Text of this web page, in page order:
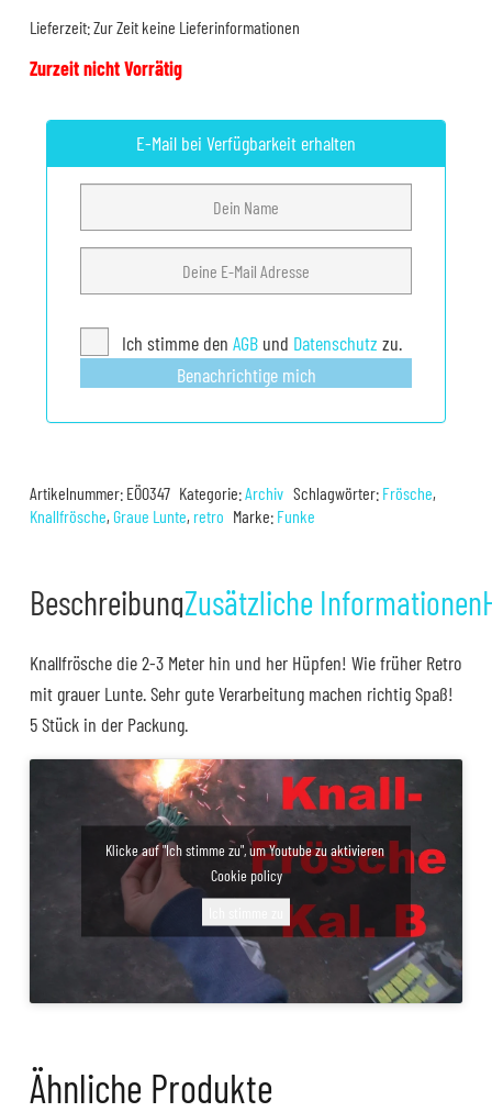
Lieferzeit:Zur Zeit keine Lieferinformationen
Zurzeit nicht Vorrätig
E-Mail bei Verfügbarkeit erhalten
Ich stimme denAGB und Datenschutz zu.
Benachrichtige mich
Artikelnummer: EÖ0347 Kategorie:Archiv Schlagwörter: Frösche,
Knallfrösche, Graue Lunte, retro Marke: Funke
BeschreibungZusätzliche Informationen
Knallfrösche die 2-3 Meter hin und her Hüpfen! Wie früher Retro
mit grauer Lunte. Sehr gute Verarbeitung machen richtig Spaß!
5 Stück in der Packung.
Klicke auf "Ich stimme zu", um Youtube zu aktivieren
Cookie policy
Ähnliche Produkte